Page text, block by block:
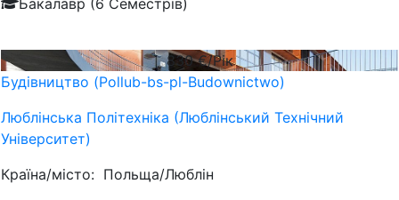
Бакалавр (6 Семестрів)
830€/Рік
Будівництво (Pollub-bs-pl-Budownictwo)
Люблiнська Політехніка (Люблінський Технічний
Університет)
Країна/місто: Польща/Люблін